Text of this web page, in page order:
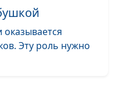
Синицына,
#20
Эту роль нужно